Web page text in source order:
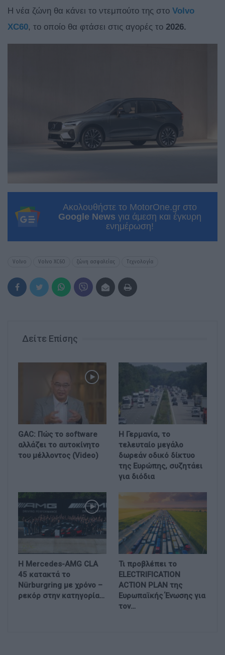
Η νέα ζώνη θα κάνει το ντεμπούτο της στο Volvo
XC60, το οποίο θα φτάσει στις αγορές το 2026.
Ακολουθήστε το MotorOne.gr στο
Google News για άμεση και έγκυρη
ενημέρωση!
Volvo Volvo XC60 ζώνη ασφαλείας Τεχνολογία
Δείτε Επίσης
GAC: Πώς το software
αλλάζει το αυτοκίνητο
του μέλλοντος (Video)
Η Γερμανία, το
τελευταίο μεγάλο
δωρεάν οδικό δίκτυο
της Ευρώπης, συζητάει
για διόδια
Η Mercedes-AMG CLA
45 κατακτά το
Nürburgring με χρόνο –
ρεκόρ στην κατηγορία…
Τι προβλέπει το
ELECTRIFICATION
ACTION PLAN της
Ευρωπαϊκής Ένωσης για
τον…